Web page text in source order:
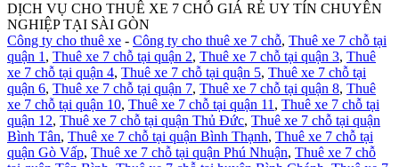
DỊCH VỤ CHO THUÊ XE 7 CHỖ GIÁ RẺ UY TÍN CHUYÊN
NGHIỆP TẠI SÀI GÒN
Công ty cho thuê xe - Công ty cho thuê xe 7 chỗ, Thuê xe 7 chỗ tại
quận 1, Thuê xe 7 chỗ tại quận 2, Thuê xe 7 chỗ tại quận 3, Thuê
xe 7 chỗ tại quận 4, Thuê xe 7 chỗ tại quận 5, Thuê xe 7 chỗ tại
quận 6, Thuê xe 7 chỗ tại quận 7, Thuê xe 7 chỗ tại quận 8, Thuê
xe 7 chỗ tại quận 10, Thuê xe 7 chỗ tại quận 11, Thuê xe 7 chỗ tại
quận 12, Thuê xe 7 chỗ tại quận Thủ Đức, Thuê xe 7 chỗ tại quận
Bình Tân, Thuê xe 7 chỗ tại quận Bình Thạnh, Thuê xe 7 chỗ tại
quận Gò Vấp, Thuê xe 7 chỗ tại quận Phú Nhuận, Thuê xe 7 chỗ